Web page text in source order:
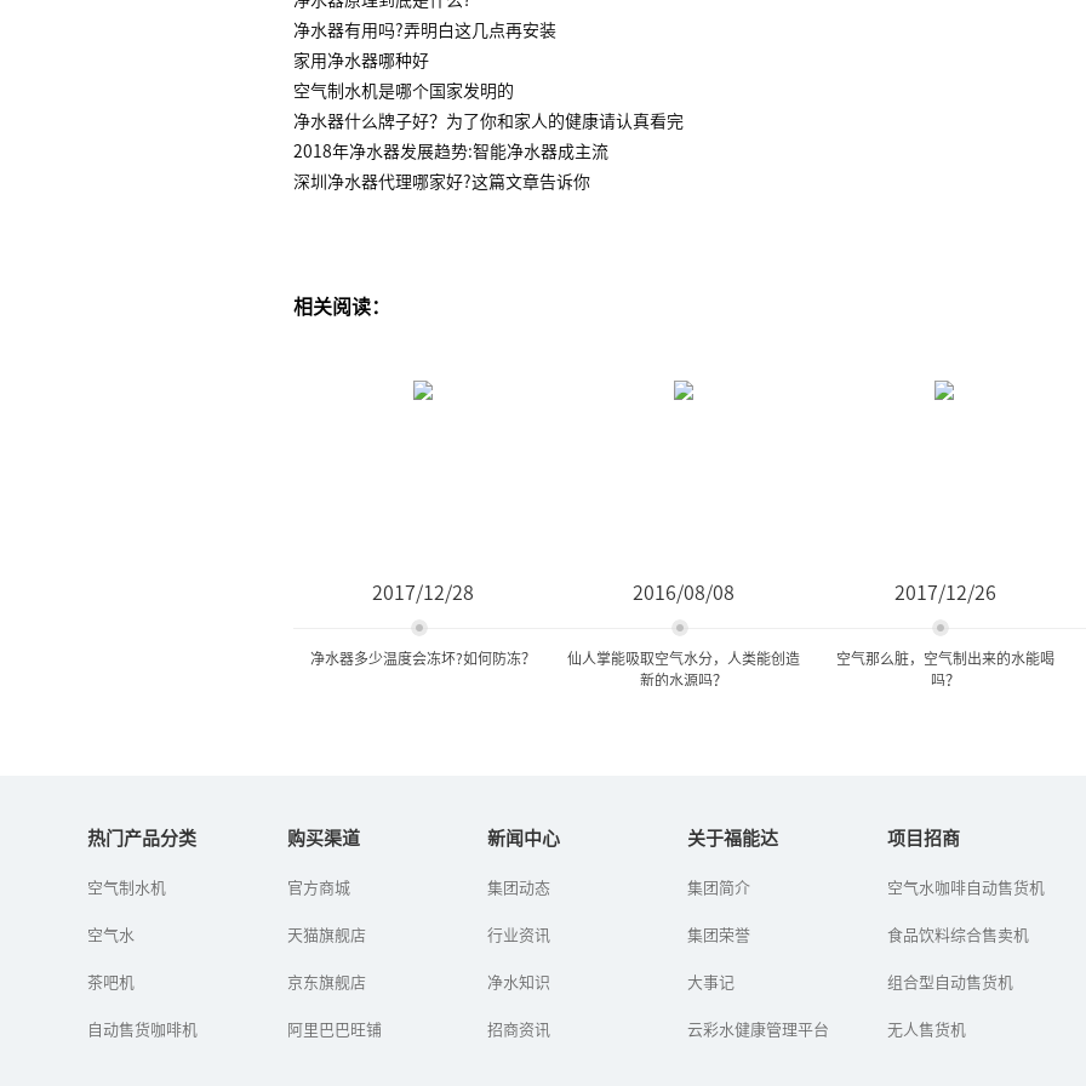
净水器有用吗?弄明白这几点再安装
家用净水器哪种好
空气制水机是哪个国家发明的
净水器什么牌子好？为了你和家人的健康请认真看完
2018年净水器发展趋势:智能净水器成主流
深圳净水器代理哪家好?这篇文章告诉你
相关阅读：
2017/12/28
净水器多少温度会冻坏?如何防冻？
冬至已过，我国也随之进
的季节来了，一些北方地
保暖的同时，也要多注意
2016/08/08
仙人掌能吸取空气水分，人类能创造
新的水源吗？
看到草帽飞跑，人们想到
鸟展翅高飞，人们发明了
然的各种生物现象，就能
2017/12/26
空气那么脏，空气制出来的水能喝
吗？
如何从空气中取水？初次
一反应都是：“如今的空
喝吗？”
热门产品分类
空气制水机
空气水
茶吧机
自动售货咖啡机
购买渠道
官方商城
天猫旗舰店
京东旗舰店
阿里巴巴旺铺
新闻中心
集团动态
行业资讯
净水知识
招商资讯
关于福能达
集团简介
集团荣誉
大事记
云彩水健康管理平台
项目招商
空气水咖啡自动售货机
食品饮料综合售卖机
组合型自动售货机
无人售货机